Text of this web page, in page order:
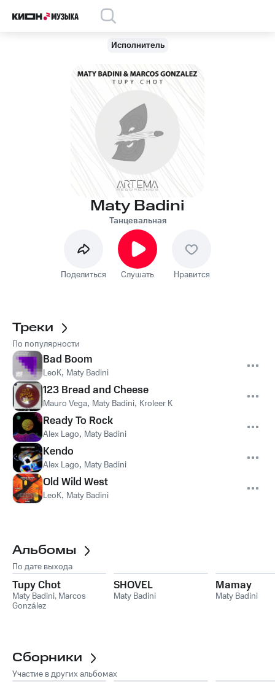
Исполнитель
Maty Badini
Танцевальная
Поделиться Слушать Нравится
Треки
По популярности
Bad Boom
LeoK, Maty Badini
123 Bread and Cheese
Mauro Vega, Maty Badini, Kroleer K
Ready To Rock
Alex Lago, Maty Badini
Kendo
Alex Lago, Maty Badini
Old Wild West
LeoK, Maty Badini
Альбомы
По дате выхода
Tupy Chot
Maty Badini, Marcos
González
SHOVEL
Maty Badini
Mamay
Maty Badini
Сборники
Участие в других альбомах